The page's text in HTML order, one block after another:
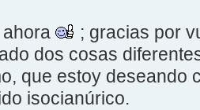
; gracias por
dos cosas
que estoy deseando
isocianúrico.